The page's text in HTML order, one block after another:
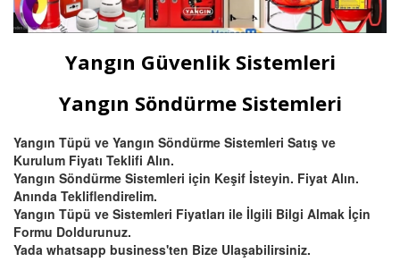
Yangın Güvenlik Sistemleri
Yangın Söndürme Sistemleri
Yangın Tüpü ve Yangın Söndürme Sistemleri Satış ve
Kurulum Fiyatı Teklifi Alın.
Yangın Söndürme Sistemleri için Keşif İsteyin. Fiyat Alın.
Anında Tekliflendirelim.
Yangın Tüpü ve Sistemleri Fiyatları ile İlgili Bilgi Almak İçin
Formu Doldurunuz.
Yada whatsapp business'ten Bize Ulaşabilirsiniz.